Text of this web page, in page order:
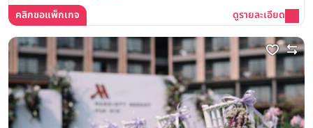
คลิกขอแพ็กเกจ ดูรายละเอียด